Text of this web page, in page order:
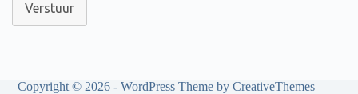
Verstuur
Copyright © 2026 - WordPress Theme byCreativeThemes